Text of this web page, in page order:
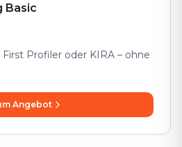
Basic
First Profiler oder KIRA – ohne
Angebot